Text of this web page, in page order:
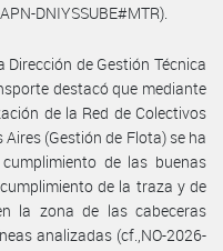
DNIYSSUBE#MTR).
de Gestión Técnica
destacó que mediante
de la Red de Colectivos
(Gestión de Flota) se ha
de las buenas
de la traza y de
la zona de las cabeceras
analizadas (cf.,NO-2026-